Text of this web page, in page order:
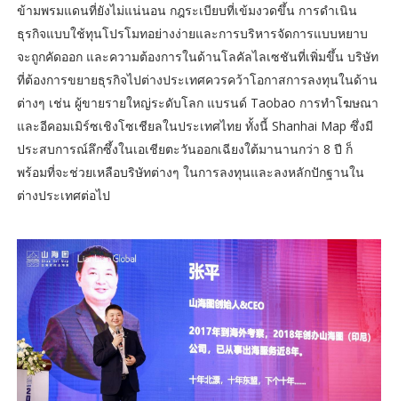
ข้ามพรมแดนที่ยังไม่แน่นอน กฎระเบียบที่เข้มงวดขึ้น การดำเนิน
ธุรกิจแบบใช้ทุนโปรโมทอย่างง่ายและการบริหารจัดการแบบหยาบ
จะถูกคัดออก และความต้องการในด้านโลคัลไลเซชันที่เพิ่มขึ้น บริษัท
ที่ต้องการขยายธุรกิจไปต่างประเทศควรคว้าโอกาสการลงทุนในด้าน
ต่างๆ เช่น ผู้ขายรายใหญ่ระดับโลก แบรนด์ Taobao การทำโฆษณา
และอีคอมเมิร์ซเชิงโซเชียลในประเทศไทย ทั้งนี้ Shanhai Map ซึ่งมี
ประสบการณ์ลึกซึ้งในเอเชียตะวันออกเฉียงใต้มานานกว่า 8 ปี ก็
พร้อมที่จะช่วยเหลือบริษัทต่างๆ ในการลงทุนและลงหลักปักฐานใน
ต่างประเทศต่อไป